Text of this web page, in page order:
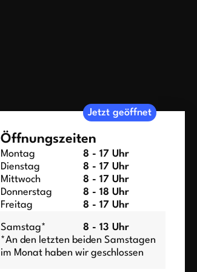
Jetzt geöffnet
Öffnungszeiten
Montag
8 - 17 Uhr
Dienstag
8 - 17 Uhr
Mittwoch
8 - 17 Uhr
Donnerstag
8 - 18 Uhr
Freitag
8 - 17 Uhr
Samstag*
8 - 13 Uhr
*An den letzten beiden Samstagen
im Monat haben wir geschlossen